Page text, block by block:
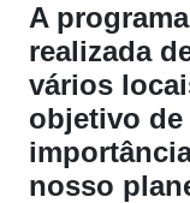
A
realizada
vários
objetivo
nosso